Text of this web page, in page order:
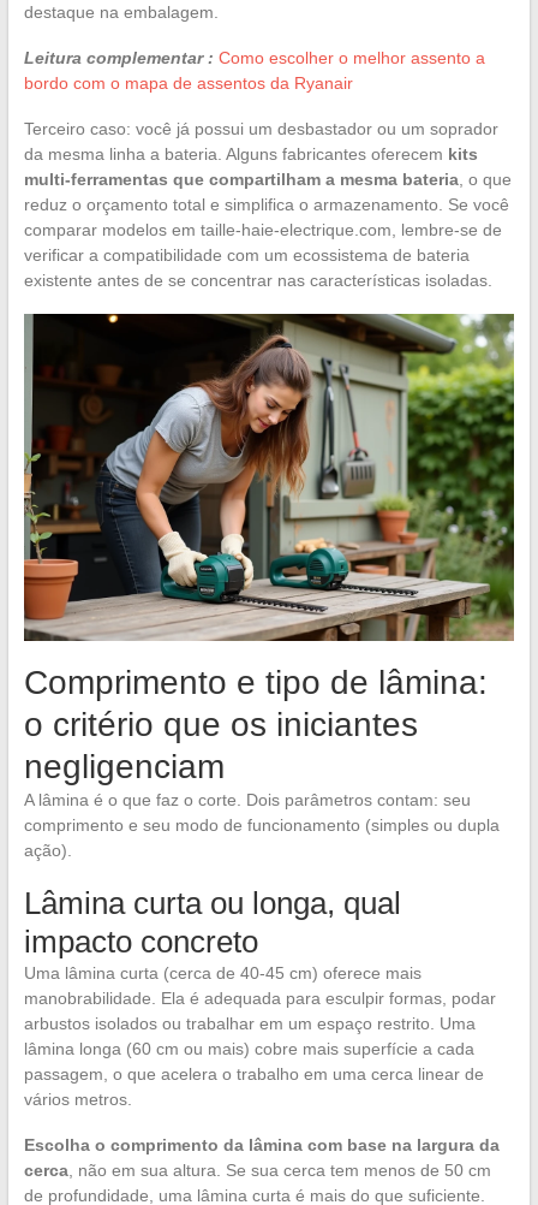
destaque na embalagem.
Leitura complementar : Como escolher o melhor assento a
bordo com o mapa de assentos da Ryanair
Terceiro caso: você já possui um desbastador ou um soprador
da mesma linha a bateria. Alguns fabricantes oferecem kits
multi-ferramentas que compartilham a mesma bateria, o que
reduz o orçamento total e simplifica o armazenamento. Se você
comparar modelos em taille-haie-electrique.com, lembre-se de
verificar a compatibilidade com um ecossistema de bateria
existente antes de se concentrar nas características isoladas.
Comprimento e tipo de lâmina:
o critério que os iniciantes
negligenciam
A lâmina é o que faz o corte. Dois parâmetros contam: seu
comprimento e seu modo de funcionamento (simples ou dupla
ação).
Lâmina curta ou longa, qual
impacto concreto
Uma lâmina curta (cerca de 40-45 cm) oferece mais
manobrabilidade. Ela é adequada para esculpir formas, podar
arbustos isolados ou trabalhar em um espaço restrito. Uma
lâmina longa (60 cm ou mais) cobre mais superfície a cada
passagem, o que acelera o trabalho em uma cerca linear de
vários metros.
Escolha o comprimento da lâmina com base na largura da
cerca, não em sua altura. Se sua cerca tem menos de 50 cm
de profundidade, uma lâmina curta é mais do que suficiente.